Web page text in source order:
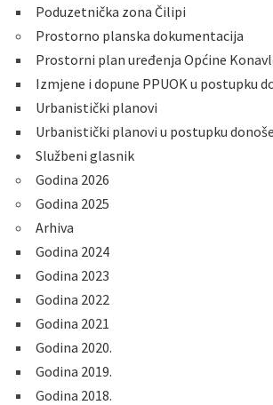
Poduzetnička zona Čilipi
Prostorno planska dokumentacija
Prostorni plan uređenja Općine
Izmjene i dopune PPUOK u postupku
Urbanistički planovi
Urbanistički planovi u postupku
Službeni glasnik
Godina 2026
Godina 2025
Arhiva
Godina 2024
Godina 2023
Godina 2022
Godina 2021
Godina 2020.
Godina 2019.
Godina 2018.